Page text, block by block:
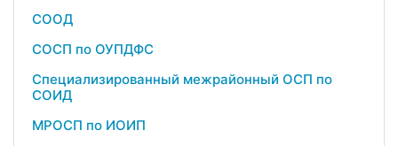
СООД
СОСП по ОУПДФС
Специализированный межрайонный ОСП по
СОИД
МРОСП по ИОИП